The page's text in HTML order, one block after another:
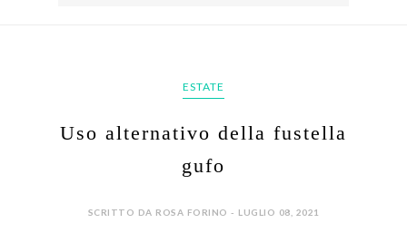
ESTATE
Uso alternativo della fustella
gufo
SCRITTO DA ROSA FORINO - LUGLIO 08, 2021